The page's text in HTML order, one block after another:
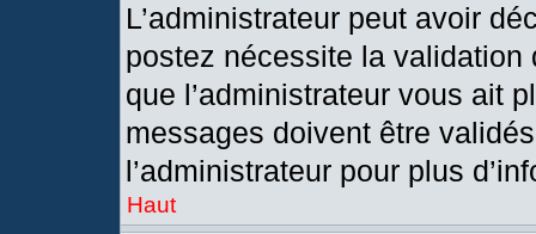
L’administrateur peut avoir
postez nécessite la
que l’administrateur vous ait
messages doivent être
l’administrateur pour plus
Haut